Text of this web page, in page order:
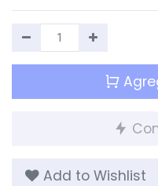
Add to Wishlist